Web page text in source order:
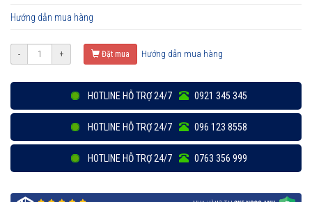
Hướng dẫn mua hàng
- + Đặt mua Hướng dẫn mua hàng
HOTLINE HỖ TRỢ 24/7 0921 345 345
HOTLINE HỖ TRỢ 24/7 096 123 8558
HOTLINE HỖ TRỢ 24/7 0763 356 999